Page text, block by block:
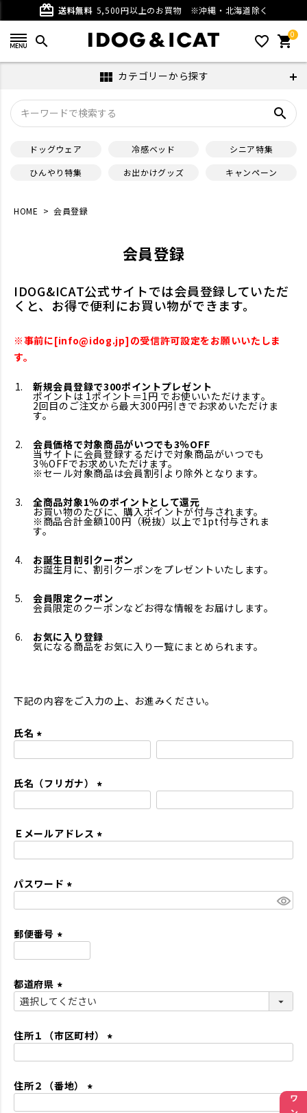
card_giftcard 送料無料 5,500円以上のお買物 ※沖縄・北海道除く
search favorite_outline 0
shopping_cart
view_module カテゴリーから探す
search
ドッグウェア 冷感ベッド
シニア特集
ひんやり特集
お出かけグッズ キャンペーン
HOME 会員登録
会員登録
IDOG&ICAT公式サイトでは会員登録していただ
くと、お得で便利にお買い物ができます。
※事前に[info@idog.jp]の受信許可設定をお願いいたしま
す。
新規会員登録で300ポイントプレゼント
ポイントは 1ポイント＝1円 でお使いいただけます。
2回目のご注文から最大300円引きでお求めいただけま
す。
会員価格で対象商品がいつでも3％OFF
当サイトに会員登録するだけで対象商品がいつでも
3％OFFでお求めいただけます。
※セール対象商品は会員割引より除外となります。
全商品対象1％のポイントとして還元
お買い物のたびに、購入ポイントが付与されます。
※商品合計金額100円（税抜）以上で1pt付与されま
す。
お誕生日割引クーポン
お誕生月に、割引クーポンをプレゼントいたします。
会員限定クーポン
会員限定のクーポンなどお得な情報をお届けします。
お気に入り登録
気になる商品をお気に入り一覧にまとめられます。
下記の内容をご入力の上、お進みください。
氏名
須
氏名（フリガナ）
須
Ｅメールアドレス
パスワード
郵便番号
須
)
都道府県
(
須
住所１（市区町村）
住所２（番地）